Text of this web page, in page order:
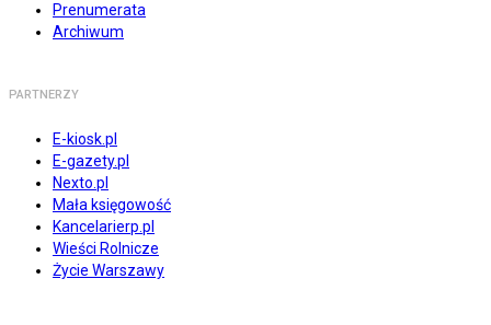
Prenumerata
Archiwum
PARTNERZY
E-kiosk.pl
E-gazety.pl
Nexto.pl
Mała księgowość
Kancelarierp.pl
Wieści Rolnicze
Życie Warszawy